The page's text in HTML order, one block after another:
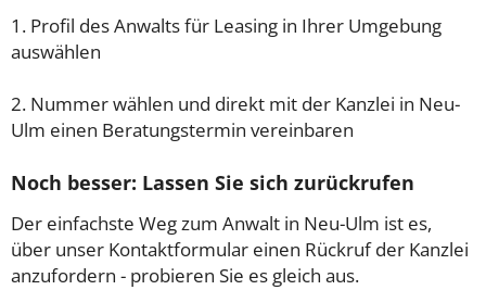
1. Profil des Anwalts für Leasing in Ihrer Umgebung
auswählen
2. Nummer wählen und direkt mit der Kanzlei in Neu-
Ulm einen Beratungstermin vereinbaren
Noch besser: Lassen Sie sich zurückrufen
Der einfachste Weg zum Anwalt in Neu-Ulm ist es,
über unser Kontaktformular einen Rückruf der Kanzlei
anzufordern - probieren Sie es gleich aus.